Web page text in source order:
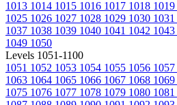
1013 1014 1015 1016 1017 1018 1019
1025 1026 1027 1028 1029 1030 1031
1037 1038 1039 1040 1041 1042 1043
1049 1050
Levels 1051-1100
1051 1052 1053 1054 1055 1056 1057
1063 1064 1065 1066 1067 1068 1069
1075 1076 1077 1078 1079 1080 1081